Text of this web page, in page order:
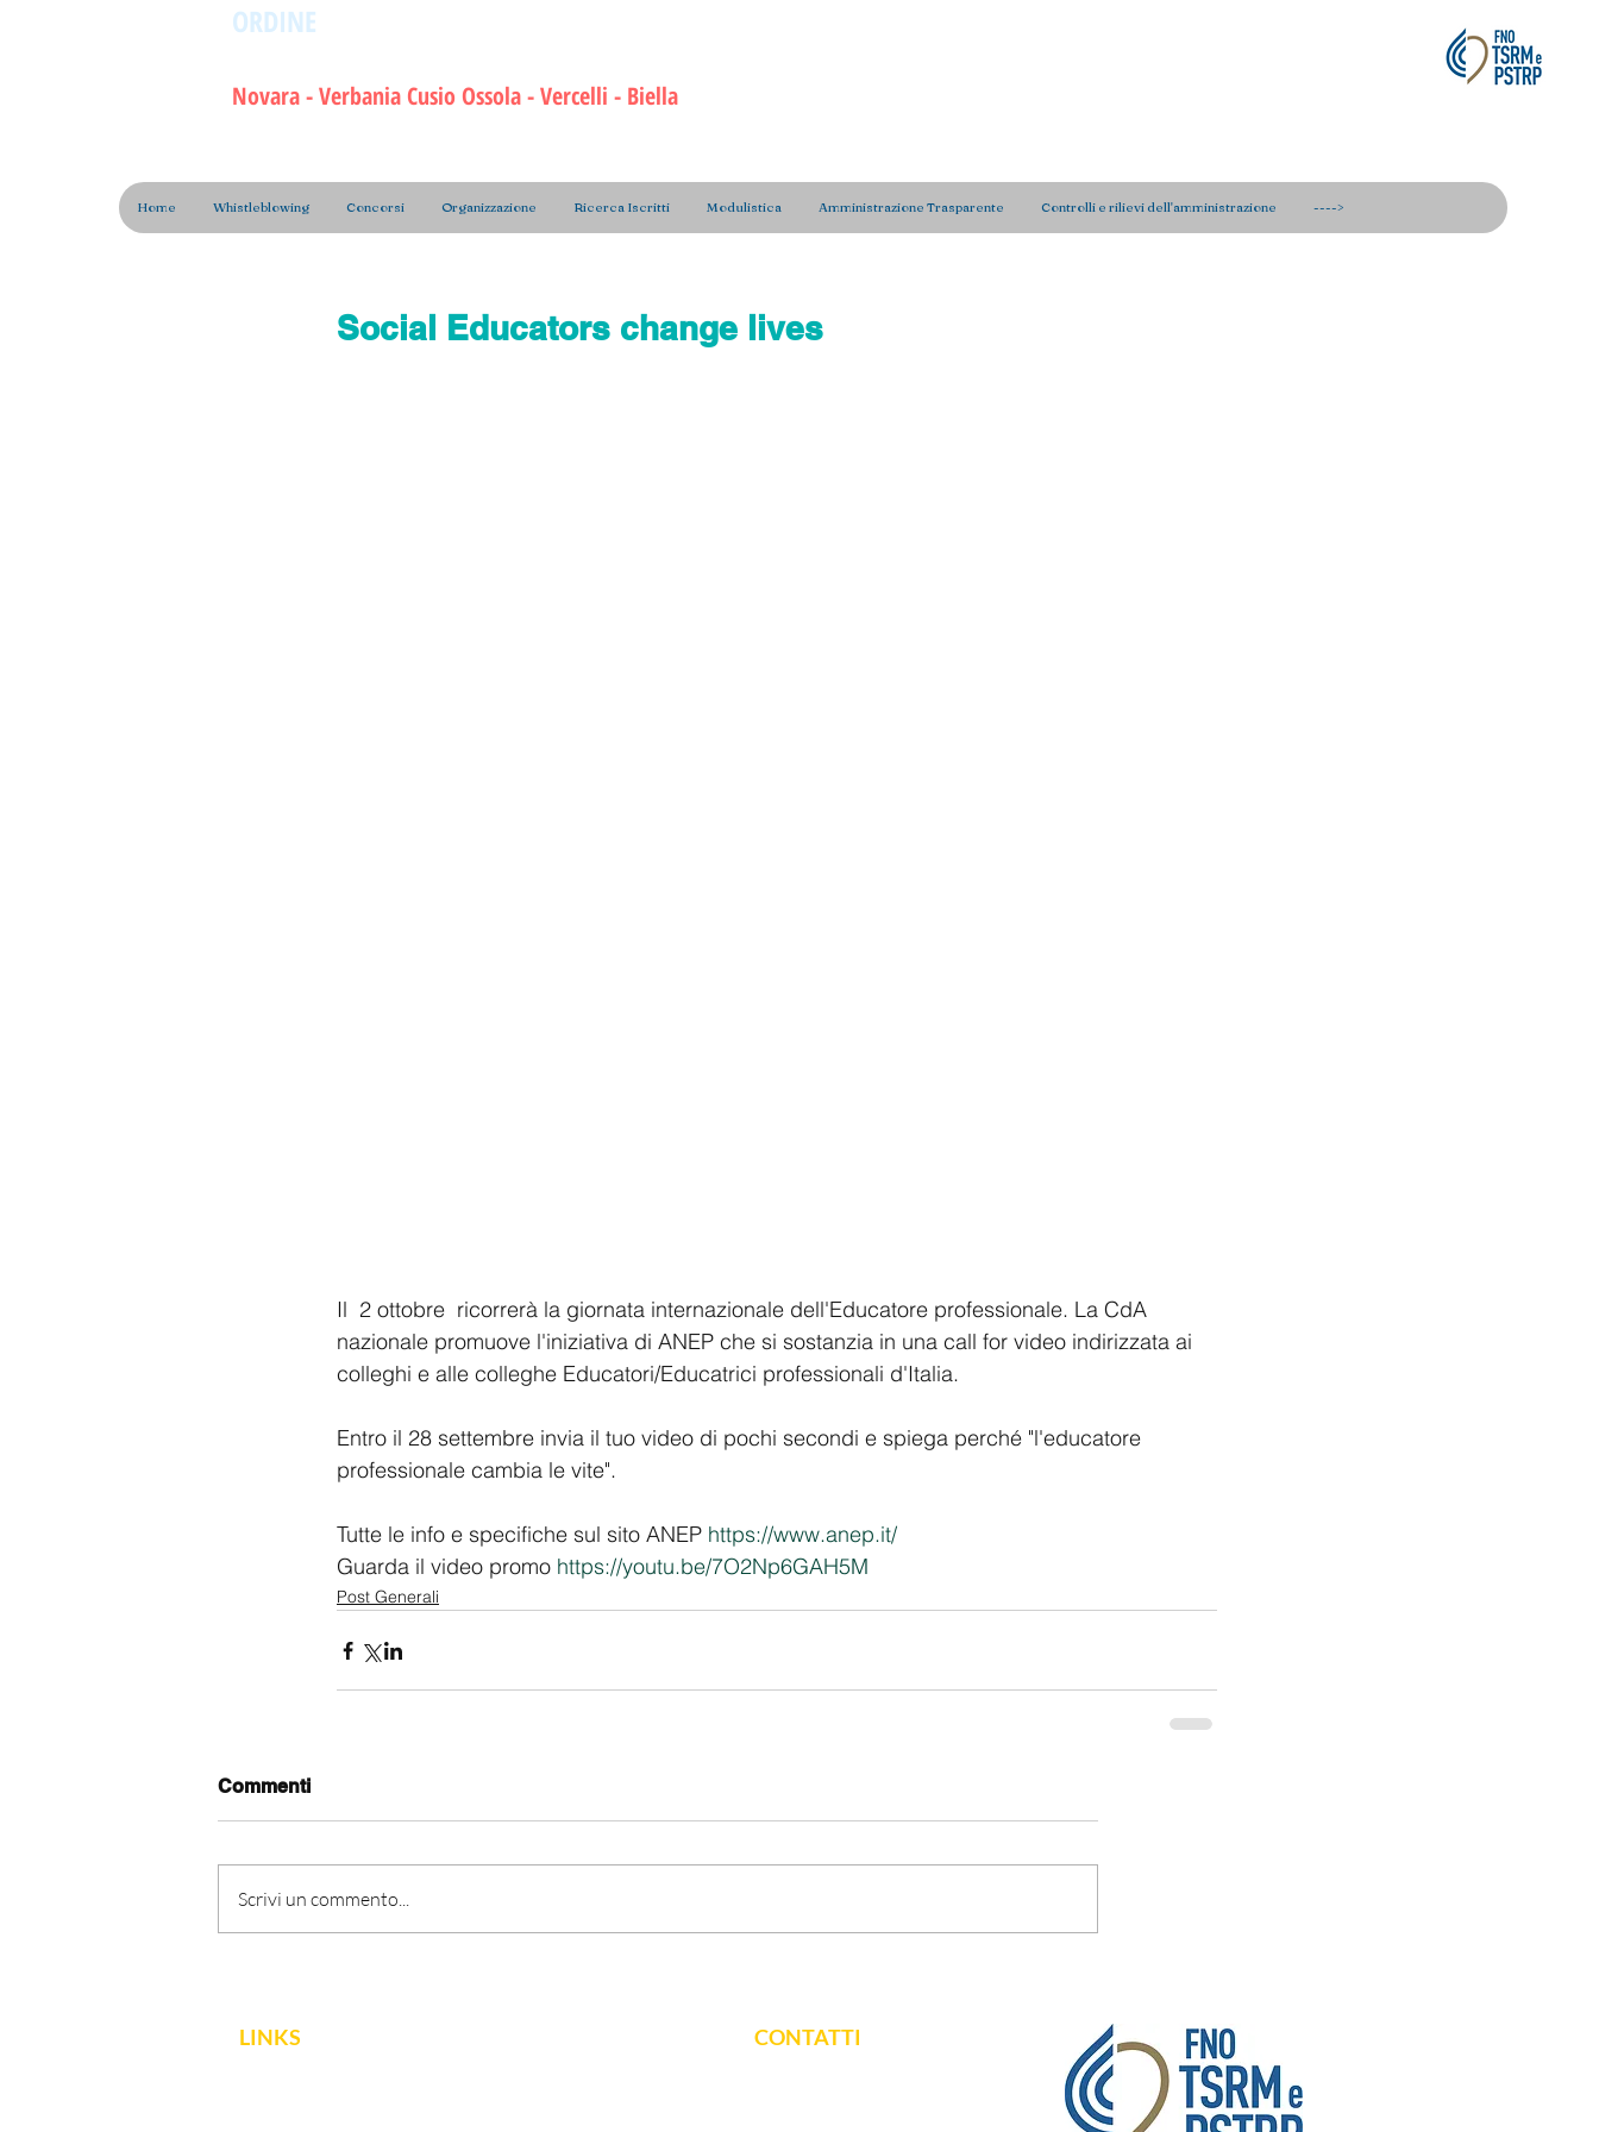
ORDINE
Novara - Verbania Cusio Ossola - Vercelli - Biella
Home Whistleblowing Concorsi Organizzazione Ricerca Iscritti Modulistica Amministrazione Trasparente Controlli e rilievi dell'amministrazione ---->
Social Educators change lives
Il  2 ottobre  ricorrerà la giornata internazionale dell'Educatore professionale. La CdA
nazionale promuove l'iniziativa di ANEP che si sostanzia in una call for video indirizzata ai
colleghi e alle colleghe Educatori/Educatrici professionali d'Italia.
Entro il 28 settembre invia il tuo video di pochi secondi e spiega perché "l'educatore
professionale cambia le vite".
Tutte le info e specifiche sul sito ANEP https://www.anep.it/
Guarda il video promo https://youtu.be/7O2Np6GAH5M
Post Generali
Commenti
Scrivi un commento...
LINKS CONTATTI